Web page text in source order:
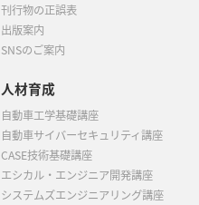
刊行物の正誤表
出版案内
SNSのご案内
人材育成
自動車工学基礎講座
自動車サイバーセキュリティ講座
CASE技術基礎講座
エシカル・エンジニア開発講座
システムズエンジニアリング講座